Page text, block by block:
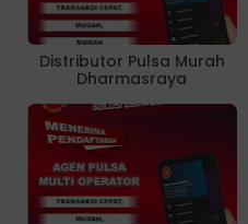
Distributor Pulsa Murah
Dharmasraya